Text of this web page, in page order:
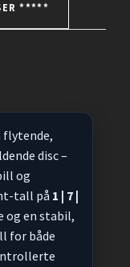
*****
flytende,
disc –
og
tall på 1 | 7 |
og en stabil,
for både